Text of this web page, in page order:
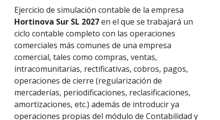
Ejercicio de simulación contable de la empresa
Hortinova Sur SL 2027 en el que se trabajará un
ciclo contable completo con las operaciones
comerciales más comunes de una empresa
comercial, tales como compras, ventas,
intracomunitarias, rectificativas, cobros, pagos,
operaciones de cierre (regularización de
mercaderías, periodificaciones, reclasificaciones,
amortizaciones, etc.) además de introducir ya
operaciones propias del módulo de Contabilidad y